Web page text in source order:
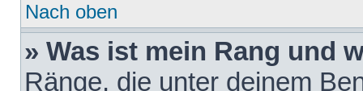
Nach oben
» Was ist mein Rang und
Ränge, die unter deinem